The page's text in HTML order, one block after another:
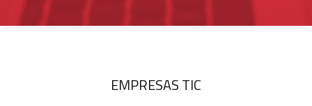
EMPRESAS TIC